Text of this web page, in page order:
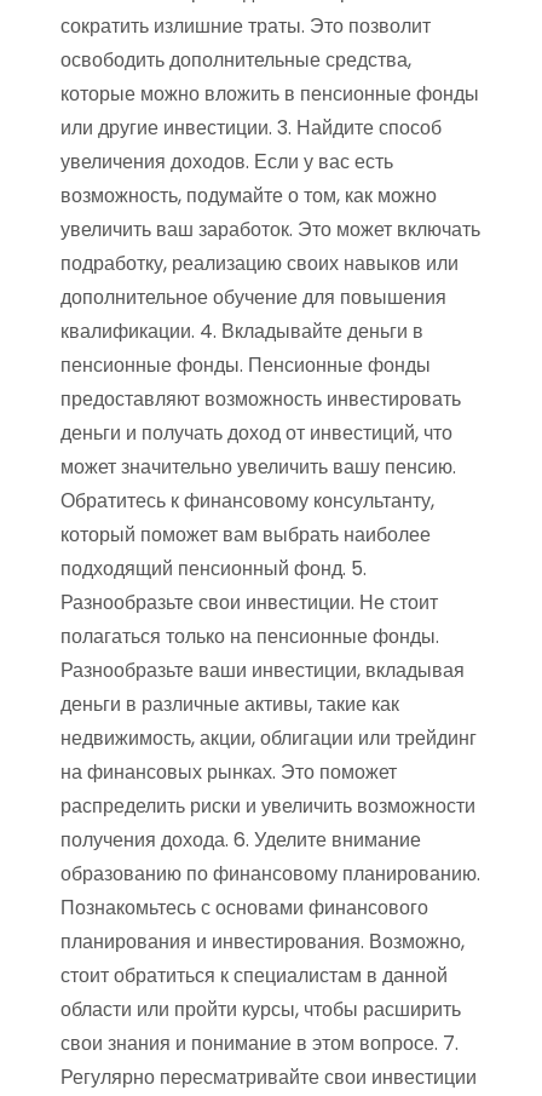
сократить излишние траты. Это позволит
освободить дополнительные средства,
которые можно вложить в пенсионные фонды
или другие инвестиции. 3. Найдите способ
увеличения доходов. Если у вас есть
возможность, подумайте о том, как можно
увеличить ваш заработок. Это может включать
подработку, реализацию своих навыков или
дополнительное обучение для повышения
квалификации. 4. Вкладывайте деньги в
пенсионные фонды. Пенсионные фонды
предоставляют возможность инвестировать
деньги и получать доход от инвестиций, что
может значительно увеличить вашу пенсию.
Обратитесь к финансовому консультанту,
который поможет вам выбрать наиболее
подходящий пенсионный фонд. 5.
Разнообразьте свои инвестиции. Не стоит
полагаться только на пенсионные фонды.
Разнообразьте ваши инвестиции, вкладывая
деньги в различные активы, такие как
недвижимость, акции, облигации или трейдинг
на финансовых рынках. Это поможет
распределить риски и увеличить возможности
получения дохода. 6. Уделите внимание
образованию по финансовому планированию.
Познакомьтесь с основами финансового
планирования и инвестирования. Возможно,
стоит обратиться к специалистам в данной
области или пройти курсы, чтобы расширить
свои знания и понимание в этом вопросе. 7.
Регулярно пересматривайте свои инвестиции